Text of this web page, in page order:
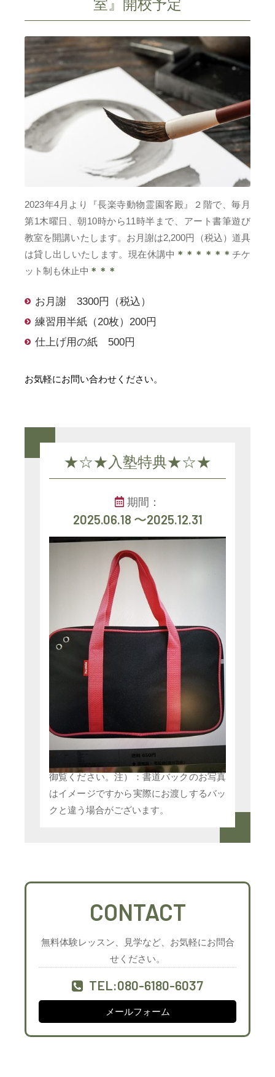
室』開校予定
2023年4月より『長楽寺動物霊園客殿』２階で、毎月
第1木曜日、朝10時から11時半まで、アート書筆遊び
教室を開講いたします。お月謝は2,200円（税込）道具
は貸し出しいたします。現在休講中 ＊＊＊ ＊＊＊ チケ
ット制も休止中 ＊＊＊
お月謝 3300円（税込）
練習用半紙（20枚）200円
仕上げ用の紙 500円
お気軽にお問い合わせください。
★☆★入塾特典★☆★
期間：
2025.06.18 〜2025.12.31
現在、入塾された方にキャンペーンを実施
しております。通塾３回講座競書コースに
入会された方全員に、書道バックプレゼン
トいたします！もう一つの特典は入会金が
免除に成ります・お得なこの機会に、ぜひ
入塾をご検討ください。詳しくはこちらを
御覧ください。注）：書道バックのお写真
はイメージですから実際にお渡しするバッ
クと違う場合がございます。
CONTACT
無料体験レッスン、見学など、お気軽にお問合
せください。
TEL:080-6180-6037
メールフォーム